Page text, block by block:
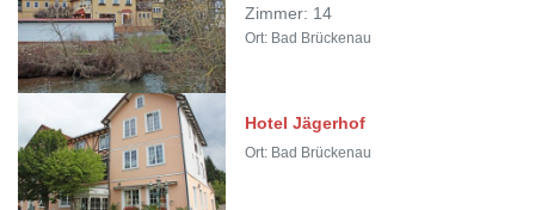
Zimmer: 14
Ort: Bad Brückenau
Hotel Jägerhof
Ort: Bad Brückenau